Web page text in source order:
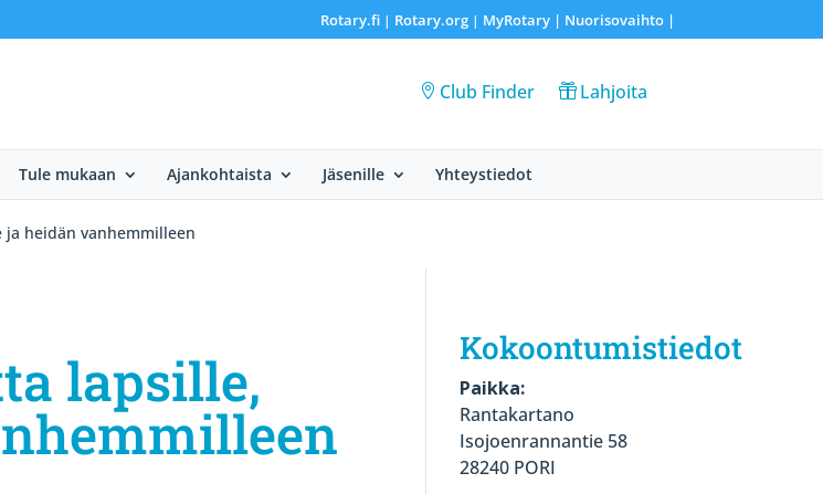
Rotary.fi| Rotary.org| MyRotary | Nuorisovaihto|
Club Finder Lahjoita
Tule mukaan Ajankohtaista Jäsenille Yhteystiedot
heidän vanhemmilleen
lapsille, Kokoontumistiedot
Paikka:
Rantakartano
Isojoenrannantie 58
28240 PORI